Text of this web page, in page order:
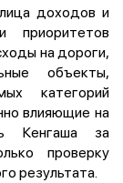
доходов и
приоритетов
на дороги,
объекты,
категорий
влияющие на
Кенгаша за
проверку
результата.